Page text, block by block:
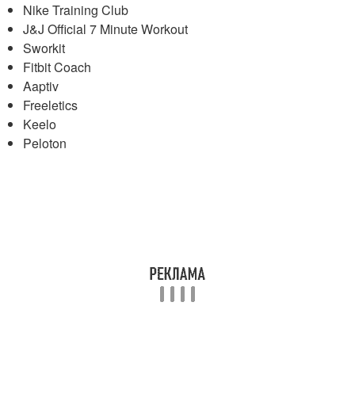
Nike Training Club
J&J Official 7 Minute Workout
Sworkit
Fitbit Coach
Aaptiv
Freeletics
Keelo
Peloton